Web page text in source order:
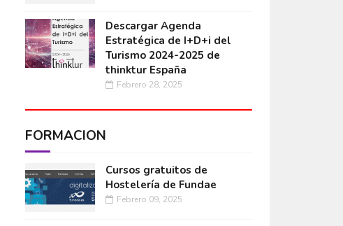
Descargar Agenda
Estratégica de I+D+i del
Turismo 2024-2025 de
thinktur España
Febrero 28, 2025
FORMACIÓN
Cursos gratuitos de
Hostelería de Fundae
Febrero 09, 2025